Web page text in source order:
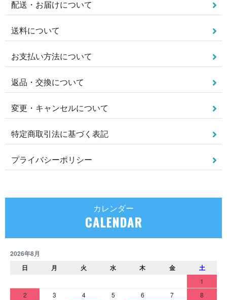
配送・お届けについて
送料について
お支払い方法について
返品・交換について
変更・キャンセルについて
特定商取引法に基づく表記
プライバシーポリシー
カレンダー
CALENDAR
2026年8月
日
月 火 水 木 金 土
1
2
3 4 5 6 7
8